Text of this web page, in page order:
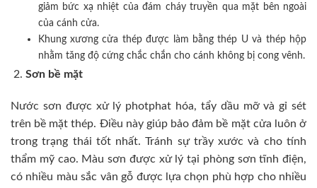
giảm bức xạ nhiệt của đám cháy truyền qua mặt bên ngoài
của cánh cửa.
Khung xương cửa thép được làm bằng thép U và thép hộp
nhằm tăng độ cứng chắc chắn cho cánh không bị cong vênh.
Sơn bề mặt
Nước sơn được xử lý photphat hóa, tẩy dầu mỡ và gỉ sét
trên bề mặt thép. Điều này giúp bảo đảm bề mặt cửa luôn ở
trong trạng thái tốt nhất. Tránh sự trầy xước và cho tính
thẩm mỹ cao. Màu sơn được xử lý tại phòng sơn tĩnh điện,
có nhiều màu sắc vân gỗ được lựa chọn phù hợp cho nhiều